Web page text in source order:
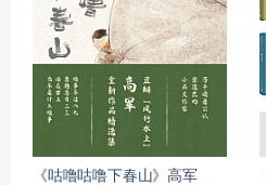
《咕噜咕噜下春山》高军